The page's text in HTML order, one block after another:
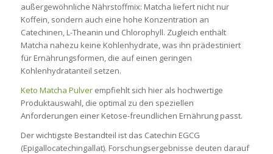
außergewöhnliche Nährstoffmix: Matcha liefert nicht nur
Koffein, sondern auch eine hohe Konzentration an
Catechinen, L-Theanin und Chlorophyll. Zugleich enthält
Matcha nahezu keine Kohlenhydrate, was ihn prädestiniert
für Ernährungsformen, die auf einen geringen
Kohlenhydratanteil setzen.
Keto Matcha Pulverempfiehlt sich hier als hochwertige
Produktauswahl, die optimal zu den speziellen
Anforderungen einer Ketose-freundlichen Ernährung passt.
Der wichtigste Bestandteil ist das Catechin EGCG
(Epigallocatechingallat). Forschungsergebnisse deuten darauf